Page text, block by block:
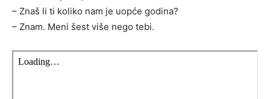
– Znaš li ti koliko nam je uopće godina?
– Znam. Meni šest više nego tebi.